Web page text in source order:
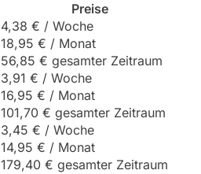
Preise
4,38 € / Woche
18,95 € / Monat
56,85 € gesamter Zeitraum
3,91 € / Woche
16,95 € / Monat
101,70 € gesamter Zeitraum
3,45 € / Woche
14,95 € / Monat
179,40 € gesamter Zeitraum